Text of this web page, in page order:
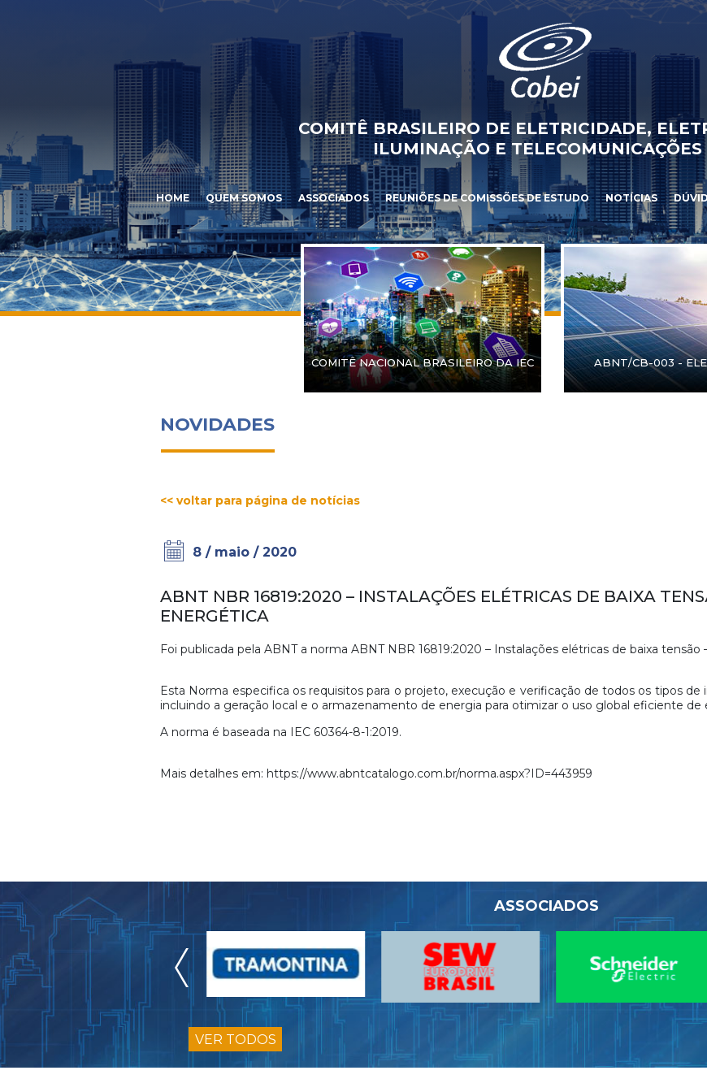
COMITÊ BRASILEIRO DE ELETRICIDADE,
ILUMINAÇÃO E TELECOMUNICAÇÕES
HOME QUEM SOMOS ASSOCIADOS REUNIÕES DE COMISSÕES DE ESTUDO NOTÍCIAS
COMITÊ NACIONAL BRASILEIRO DA IEC ABNT/CB-003 -
NOVIDADES
<< voltar para página de notícias
8 / maio / 2020
ABNT NBR 16819:2020 – INSTALAÇÕES ELÉTRICAS DE BAIXA
ENERGÉTICA
Foi publicada pela ABNT a norma ABNT NBR 16819:2020 – Instalações elétricas de baixa
Esta Norma especifica os requisitos para o projeto, execução e verificação de todos os tipos de
incluindo a geração local e o armazenamento de energia para otimizar o uso global eficiente de
A norma é baseada na IEC 60364-8-1:2019.
Mais detalhes em: https://www.abntcatalogo.com.br/norma.aspx?ID=443959
ASSOCIADOS
VER TODOS